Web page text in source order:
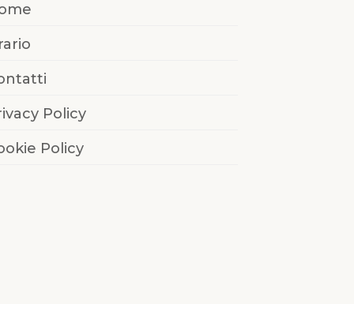
Policy
Policy